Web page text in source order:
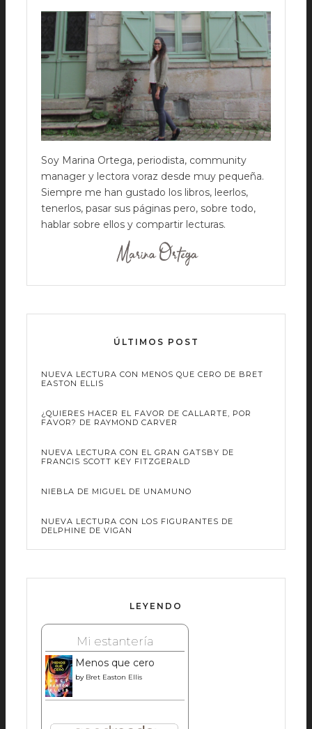
Soy Marina Ortega, periodista, community
manager y lectora voraz desde muy pequeña.
Siempre me han gustado los libros, leerlos,
tenerlos, pasar sus páginas pero, sobre todo,
hablar sobre ellos y compartir lecturas.
ÚLTIMOS POST
NUEVA LECTURA CON MENOS QUE CERO DE BRET
EASTON ELLIS
¿QUIERES HACER EL FAVOR DE CALLARTE, POR
FAVOR? DE RAYMOND CARVER
NUEVA LECTURA CON EL GRAN GATSBY DE
FRANCIS SCOTT KEY FITZGERALD
NIEBLA DE MIGUEL DE UNAMUNO
NUEVA LECTURA CON LOS FIGURANTES DE
DELPHINE DE VIGAN
LEYENDO
Mi estantería
Menos que cero
by Bret Easton Ellis